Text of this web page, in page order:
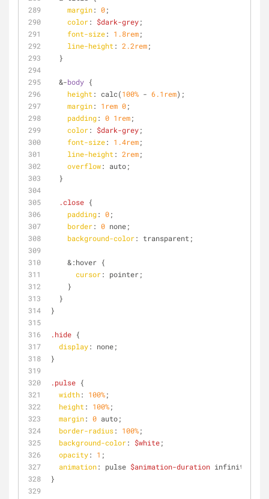
margin: 0;
color: $dark-grey;
font-size: 1.8rem;
line-height : 2.2rem;
  }
  &-
body {
height : calc(100% - 6.1rem);
margin: 1rem 0;
padding: 0 1rem;
color: $dark-grey;
font-size: 1.4rem;
line-height : 2rem;
overflow: auto;
  }
.close {
padding: 0;
border: 0 none;
background-color: transparent;
    &
:hover {
cursor: pointer;
    }
  }
}
.hide {
display: none;
}
.pulse {
width: 100%;
height : 100%;
margin: 0 auto;
border-radius: 100%;
background-color: $white;
opacity: 1 ;
animation: pulse $animation-duration infinite
}